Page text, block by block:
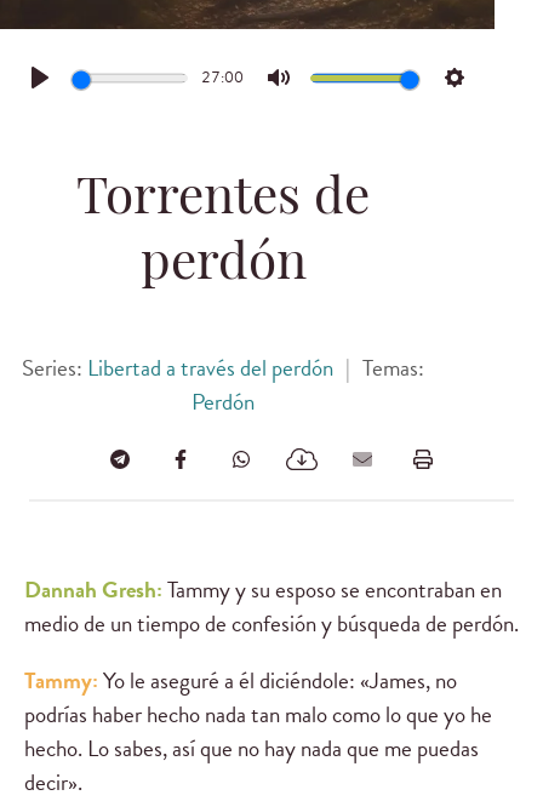
Play
27:00
Mute Settings
Torrentes de
perdón
Series: Libertad a través del perdón | Temas:
Perdón
Dannah Gresh:Tammy y su esposo se encontraban en
medio de un tiempo de confesión y búsqueda de perdón.
Tammy:Yo le aseguré a él diciéndole: «James, no
podrías haber hecho nada tan malo como lo que yo he
hecho. Lo sabes, así que no hay nada que me puedas
decir».